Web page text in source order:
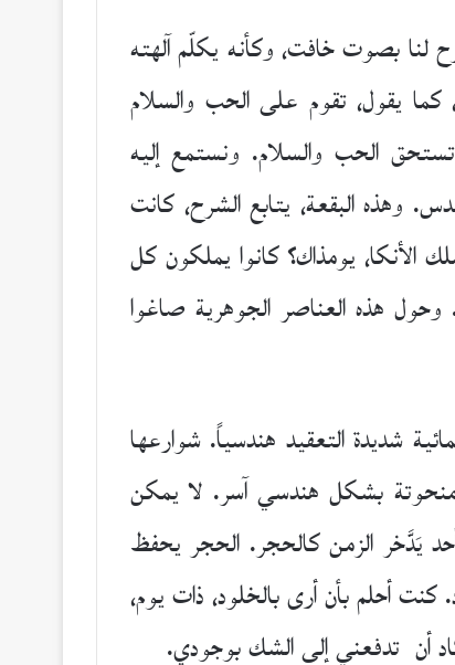
لنا بصوت خافت، وكأنه يكلّم آلهته
كما يقول، تقوم على الحب والسلام
تستحق الحب والسلام. ونستمع إليه
وهذه البقعة، يتابع الشرح، كانت
الأنكا، يومذاك؟ كانوا يملكون كل
وحول هذه العناصر الجوهرية صاغوا
شديدة التعقيد هندسياً. شوارعها
بشكل هندسي آسر. لا يمكن
يَدَّخر الزمن كالحجر. الحجر يحفظ
أحلم بأن أرى بالخلود، ذات يوم،
أن تدفعني إلى الشك بوجودي.